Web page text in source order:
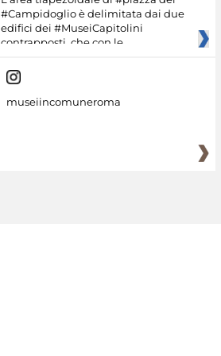
#Campidoglio è delimitata dai due
edifici dei #MuseiCapitolini
contrapposti, che con le
museiincomuneroma